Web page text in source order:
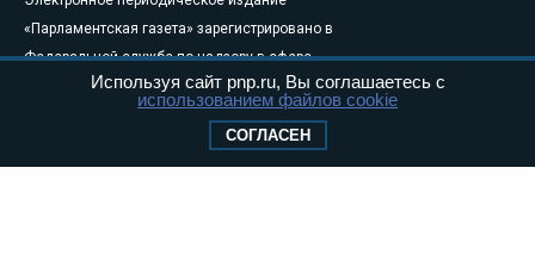
«Парламентская газета» зарегистрировано в
Федеральной службе по надзору в сфере
связи, информационных технологий и
массовых коммуникаций (Роскомнадзор) 05
Свидетельство о регистрации Эл № ФС77-
Используя сайт pnp.ru, Вы соглашаетесь с
использованием файлов cookie
СОГЛАСЕН